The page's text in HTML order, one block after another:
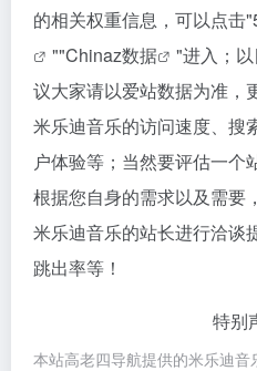
的相关权重信息，可以点击"
""Chinaz数据
"进入；
议大家请以爱站数据为准，
米乐迪音乐的访问速度、搜
户体验等；当然要评估一个
根据您自身的需求以及需要
米乐迪音乐的站长进行洽谈
跳出率等！
特别
本站高老四导航提供的米乐迪